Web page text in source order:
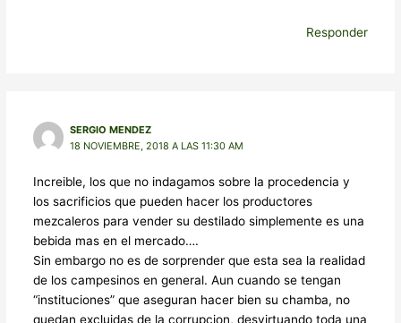
Responder
SERGIO MENDEZ
18 NOVIEMBRE, 2018 A LAS 11:30 AM
Increible, los que no indagamos sobre la procedencia y
los sacrificios que pueden hacer los productores
mezcaleros para vender su destilado simplemente es una
bebida mas en el mercado….
Sin embargo no es de sorprender que esta sea la realidad
de los campesinos en general. Aun cuando se tengan
“instituciones” que aseguran hacer bien su chamba, no
quedan excluidas de la corrupcion, desvirtuando toda una